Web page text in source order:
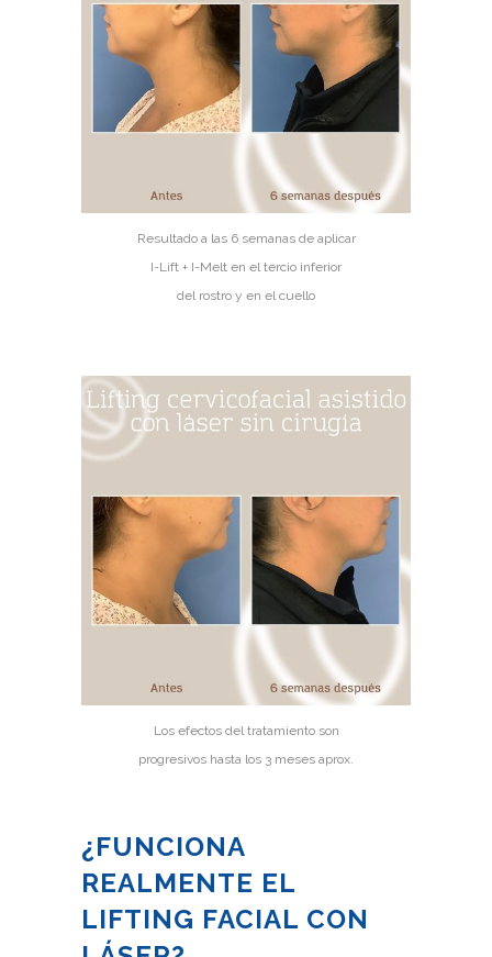
Resultado a las 6 semanas de aplicar
I-Lift + I-Melt en el tercio inferior
del rostro y en el cuello
Los efectos del tratamiento son
progresivos hasta los 3 meses aprox.
¿FUNCIONA
REALMENTE EL
LIFTING FACIAL CON